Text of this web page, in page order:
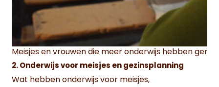
Meisjes en vrouwen die meer onderwijs hebben
2. Onderwijs voor meisjes en gezinsplanning
Wat hebben onderwijs voor meisjes,